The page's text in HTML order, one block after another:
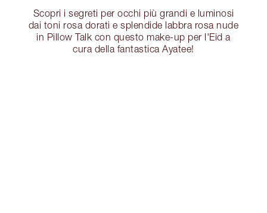
Scopri i segreti per occhi più grandi e luminosi
dai toni rosa dorati e splendide labbra rosa nude
in Pillow Talk con questo make-up per l'Eid a
cura della fantastica Ayatee!